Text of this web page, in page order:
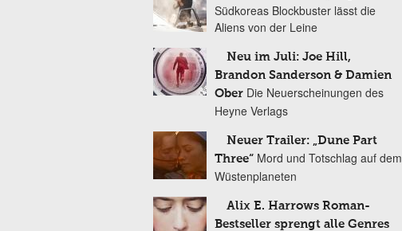
Südkoreas Blockbuster lässt die
Aliens von der Leine
Neu im Juli: Joe Hill,
Brandon Sanderson & Damien
Ober Die Neuerscheinungen des
Heyne Verlags
Neuer Trailer: „Dune Part
Three“ Mord und Totschlag auf dem
Wüstenplaneten
Alix E. Harrows Roman-
Bestseller sprengt alle Genres